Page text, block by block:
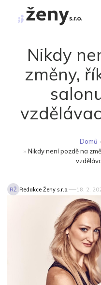
Nikdy
změny,
Domů
» Nikdy není pozdě na
RŽ Redakce Ženy s.r.o. 18. 2.